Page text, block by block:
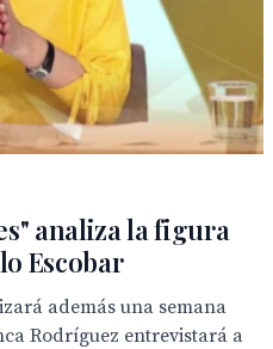
analiza la figura
Escobar
además una semana
Rodríguez entrevistará a